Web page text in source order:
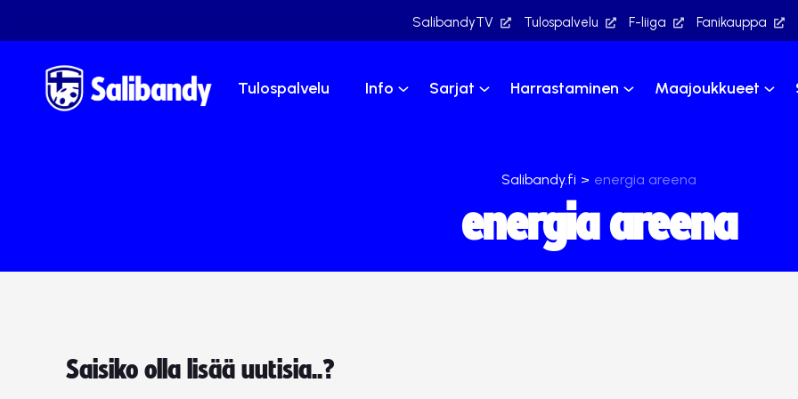
SalibandyTV Tulospalvelu F-liiga Fanikauppa
Tulospalvelu Info Sarjat Harrastaminen Maajoukkueet
Salibandy.fi > energia areena
energia areena
Saisiko olla lisää uutisia..?